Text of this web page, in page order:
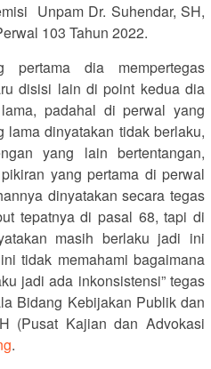
Unpam Dr. Suhendar, SH,
103 Tahun 2022.
dia mempertegas
disisi lain di point kedua dia
padahal di perwal yang
dinyatakan tidak berlaku,
yang lain bertentangan,
yang pertama di perwal
dinyatakan secara tegas
tepatnya di pasal 68, tapi di
masih berlaku jadi ini
tidak memahami bagaimana
jadi ada inkonsistensi” tegas
Bidang Kebijakan Publik dan
(Pusat Kajian dan Advokasi
.